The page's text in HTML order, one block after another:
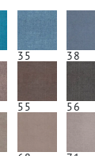
35 38
55 56